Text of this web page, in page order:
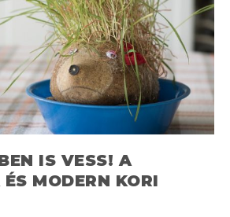
IS VESS! A
MODERN KORI